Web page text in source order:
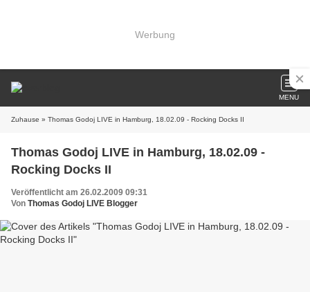
Werbung
MENU
Zuhause » Thomas Godoj LIVE in Hamburg, 18.02.09 - Rocking Docks II
Thomas Godoj LIVE in Hamburg, 18.02.09 -
Rocking Docks II
Veröffentlicht am 26.02.2009 09:31
Von Thomas Godoj LIVE Blogger